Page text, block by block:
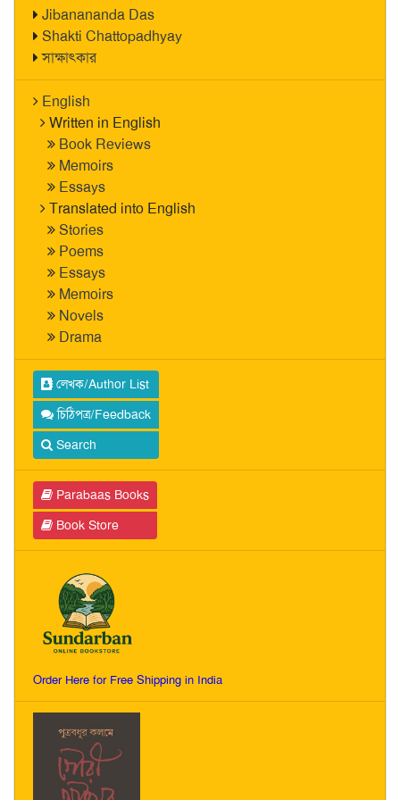
Jibanananda Das
Shakti Chattopadhyay
সাক্ষাৎকার
English
Written in English
Book Reviews
Memoirs
Essays
Translated into English
Stories
Poems
Essays
Memoirs
Novels
Drama
লেখক/Author List
চিঠিপত্র/Feedback
Search
Parabaas Books
Book Store
Order Here for Free Shipping in India